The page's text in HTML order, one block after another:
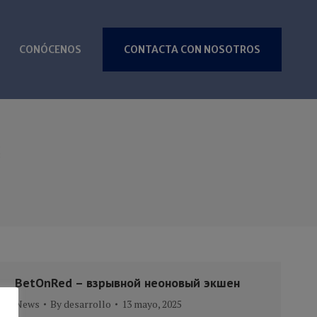
CONÓCENOS CONTACTA CON NOSOTROS
BetOnRed – взрывной неоновый экшен
News By desarrollo 13 mayo, 2025